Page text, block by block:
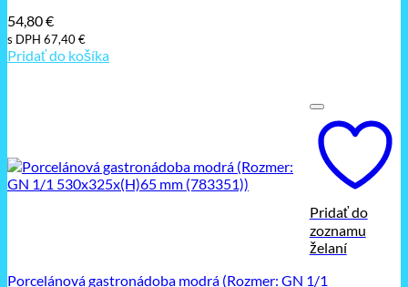
54,80€
s DPH 67,40€
Pridať do košíka
Pridať do
zoznamu
želaní
Porcelánová gastronádoba modrá (Rozmer: GN 1/1